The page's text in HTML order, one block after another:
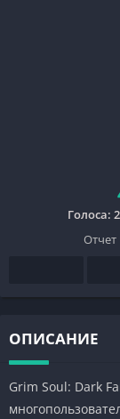
Голоса:
Отчет
ОПИСАНИЕ
Grim Soul: Dark